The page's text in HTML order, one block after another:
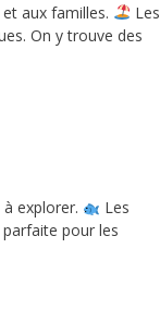
aux familles.
Les
On y trouve des
à explorer.
Les
pour les